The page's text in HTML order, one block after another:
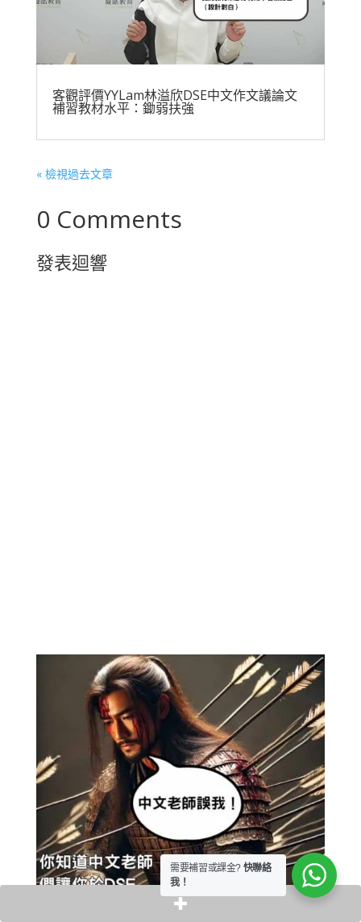
客觀評價YYLam林溢欣DSE中文作文議論文
補習教材水平：鋤弱扶強
« 檢視過去文章
0 Comments
發表迴響
需要補習或課金? 快聯絡
我！